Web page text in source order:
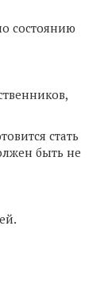
состоянию
стать
быть не